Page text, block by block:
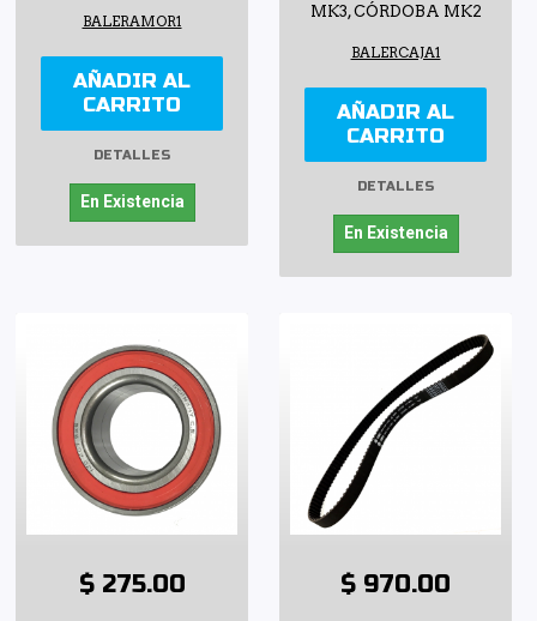
BALERAMOR1
AÑADIR AL
CARRITO
DETALLES
En Existencia
MK3, CÓRDOBA MK2
BALERCAJA1
AÑADIR AL
CARRITO
DETALLES
En Existencia
$ 275.00 $ 970.00